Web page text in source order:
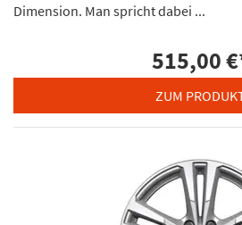
Dimension. Man spricht dabei ...
515,00 €
ZUM